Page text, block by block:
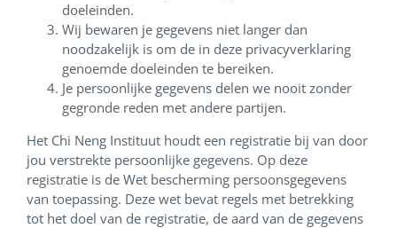
doeleinden.
Wij bewaren je gegevens niet langer dan
noodzakelijk is om de in deze privacyverklaring
genoemde doeleinden te bereiken.
Je persoonlijke gegevens delen we nooit zonder
gegronde reden met andere partijen.
Het Chi Neng Instituut houdt een registratie bij van door
jou verstrekte persoonlijke gegevens. Op deze
registratie is de Wet bescherming persoonsgegevens
van toepassing. Deze wet bevat regels met betrekking
tot het doel van de registratie, de aard van de gegevens